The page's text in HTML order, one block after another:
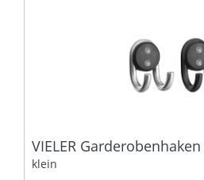
VIELER Garderobenhaken
klein